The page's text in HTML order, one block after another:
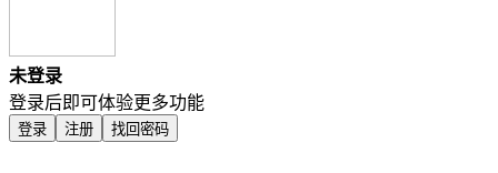
未登录
登录后即可体验更多功能
登录 注册 找回密码